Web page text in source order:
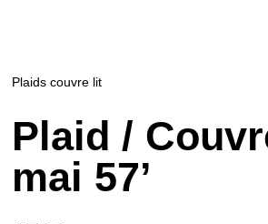
Plaids couvre lit
Plaid /
mai 57’